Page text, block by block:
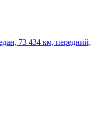
73 434 км, передний,